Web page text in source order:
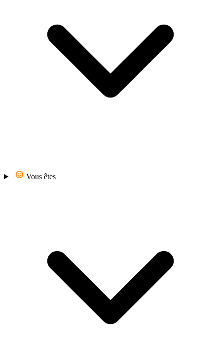
Vous êtes